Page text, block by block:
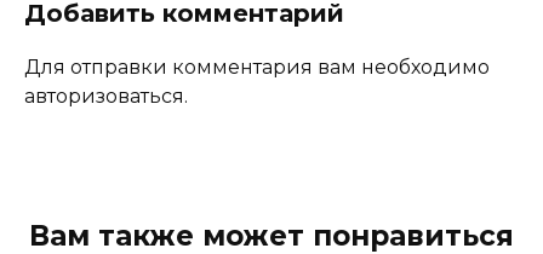
Добавить комментарий
Для отправки комментария вам необходимо
авторизоваться.
Вам также может понравиться